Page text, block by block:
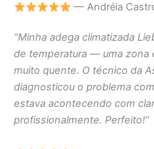
— Andréia
“Minha adega climatizada
de temperatura — uma zona
muito quente. O técnico da
diagnosticou o problema
estava acontecendo com
profissionalmente. Perfeito!”